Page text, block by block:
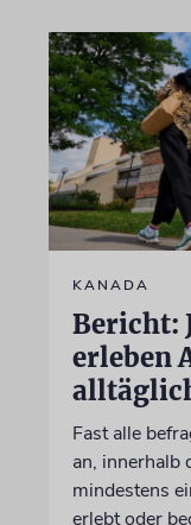
KANADA
Bericht:
erleben
Fast alle
an, innerhalb
mindestens
erlebt oder